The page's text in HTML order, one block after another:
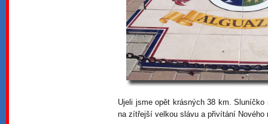
Ujeli jsme opět krásných 38 km.
na zítřejší velkou slávu a přivítání Nového